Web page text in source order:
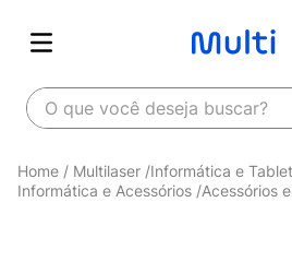
O que você deseja buscar?
Multilaser Informática e
Informática e Acessórios Acessórios